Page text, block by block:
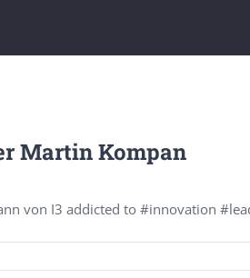
Martin Kompan
von I3 addicted to #innovation